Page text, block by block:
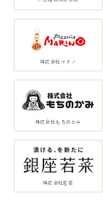
株式会社マリノ
株式会社もちのかみ
株式会社若菜